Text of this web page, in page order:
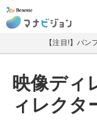
マナビ
【注目!】パ
映像ディ
ィレクタ